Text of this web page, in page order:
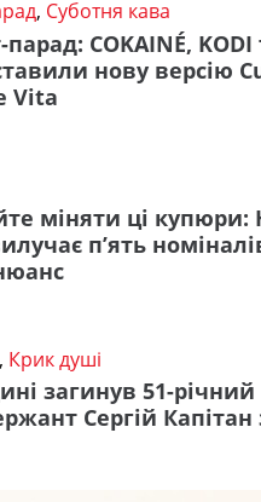
, Суботня кава
парад: COKAINÉ, KODI
нову версію
Vita
міняти ці купюри:
п’ять
, Крик душі
загинув 51-річний
Сергій Капітан